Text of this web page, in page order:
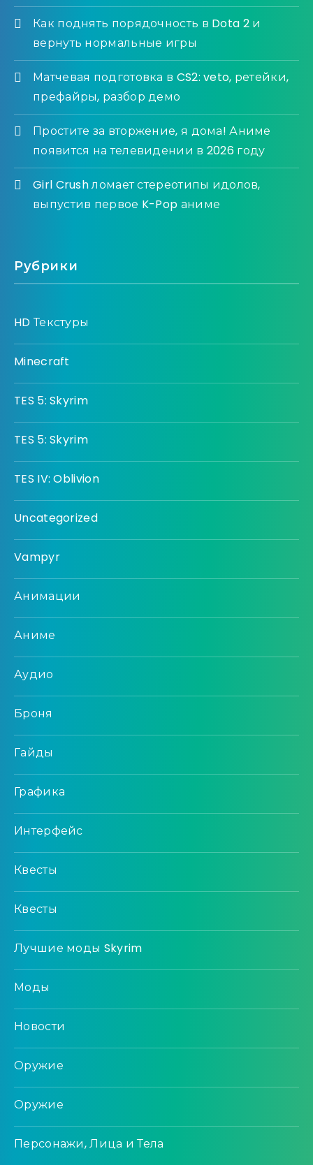
Как поднять порядочность в Dota 2 и
вернуть нормальные игры
Матчевая подготовка в CS2: veto, ретейки,
префайры, разбор демо
Простите за вторжение, я дома! Аниме
появится на телевидении в 2026 году
Girl Crush ломает стереотипы идолов,
выпустив первое K-Pop аниме
Рубрики
HD Текстуры
Minecraft
TES 5: Skyrim
TES 5: Skyrim
TES IV: Oblivion
Uncategorized
Vampyr
Анимации
Аниме
Аудио
Броня
Гайды
Графика
Интерфейс
Квесты
Квесты
Лучшие моды Skyrim
Моды
Новости
Оружие
Оружие
Персонажи, Лица и Тела